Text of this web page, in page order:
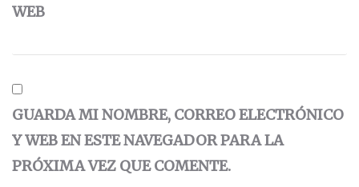
WEB
GUARDA MI NOMBRE, CORREO ELECTRÓNICO
Y WEB EN ESTE NAVEGADOR PARA LA
PRÓXIMA VEZ QUE COMENTE.